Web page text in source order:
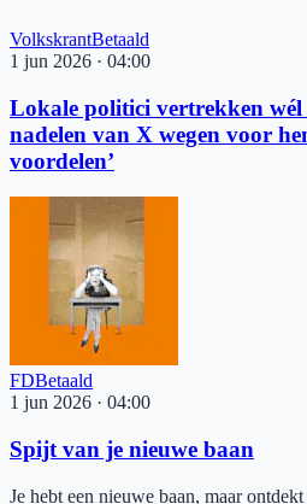
VolkskrantBetaald
1 jun 2026 · 04:00
Lokale politici vertrekken wél
nadelen van X wegen voor
voordelen’
FDBetaald
1 jun 2026 · 04:00
Spijt van je nieuwe baan
Je hebt een nieuwe baan, maar